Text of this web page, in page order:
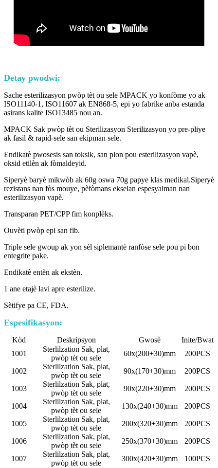
Detay pwodwi:
Sache esterilizasyon pwòp tèt ou sele MPACK yo konfòme yo ak
ISO11140-1, ISO11607 ak EN868-5, epi yo fabrike anba estanda
asirans kalite ISO13485 nou an.
MPACK Sak pwòp tèt ou Sterilizasyon Sterilizasyon yo pre-pliye
ak fasil & rapid-sele san ekipman sele.
Endikatè pwosesis san toksik, san plon pou esterilizasyon vapè,
oksid etilèn ak fòmaldeyid.
Siperyè baryè mikwòb ak 60g oswa 70g papye klas medikal.Siperyè
rezistans nan fòs mouye, pèfòmans ekselan espesyalman nan
esterilizasyon vapè.
Transparan PET/CPP fim konplèks.
Ouvèti pwòp epi san fib.
Triple sele gwoup ak yon sèl siplemantè ranfòse sele pou pi bon
entegrite pake.
Endikatè entèn ak ekstèn.
1 ane etajè lavi apre esterilize.
Sètifye pa CE, FDA.
Espesifikasyon:
Kòd Deskripsyon Gwosè
Inite/Bwat
1001
Sterlilzation Sak, plat,
pwòp tèt ou sele
60x(200+30)mm 200PCS
1002
Sterlilzation Sak, plat,
pwòp tèt ou sele
90x(170+30)mm 200PCS
1003
Sterlilzation Sak, plat,
pwòp tèt ou sele
90x(220+30)mm 200PCS
1004
Sterlilzation Sak, plat,
pwòp tèt ou sele
130x(240+30)mm 200PCS
1005
Sterlilzation Sak, plat,
pwòp tèt ou sele
200x(320+30)mm 200PCS
1006
Sterlilzation Sak, plat,
pwòp tèt ou sele
250x(370+30)mm 200PCS
1007
Sterlilzation Sak, plat,
pwòp tèt ou sele
300x(420+30)mm 100PCS